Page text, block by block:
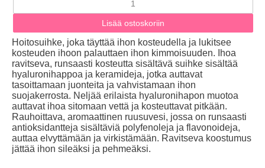
Hoitosuihke, joka täyttää ihon kosteudella ja lukitsee
kosteuden ihoon palauttaen ihon kimmoisuuden. Ihoa
ravitseva, runsaasti kosteutta sisältävä suihke sisältää
hyaluronihappoa ja keramideja, jotka auttavat
tasoittamaan juonteita ja vahvistamaan ihon
suojakerrosta. Neljää erilaista hyaluronihapon muotoa
auttavat ihoa sitomaan vettä ja kosteuttavat pitkään.
Rauhoittava, aromaattinen ruusuvesi, jossa on runsaasti
antioksidantteja sisältäviä polyfenoleja ja flavonoideja,
auttaa elvyttämään ja virkistämään. Ravitseva koostumus
jättää ihon sileäksi ja pehmeäksi.